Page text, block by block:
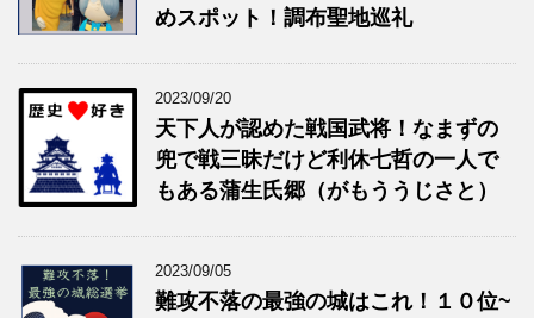
めスポット！調布聖地巡礼
2023/09/20
天下人が認めた戦国武将！なまずの
兜で戦三昧だけど利休七哲の一人で
もある蒲生氏郷（がもううじさと）
2023/09/05
難攻不落の最強の城はこれ！１０位~